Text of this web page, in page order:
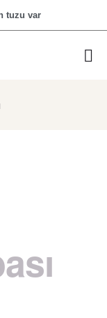
tuzu var